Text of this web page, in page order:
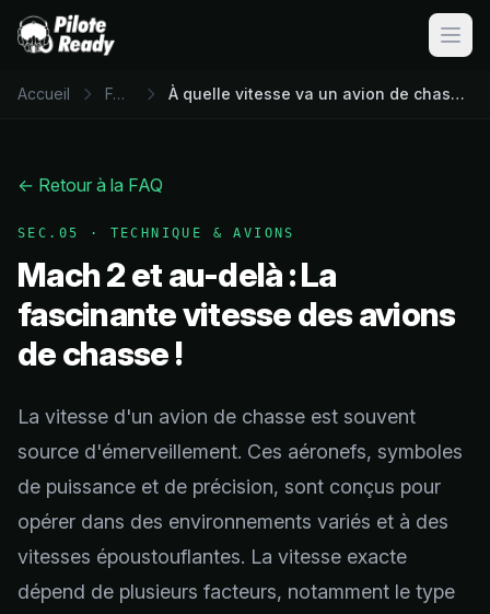
Accueil FAQ À quelle vitesse va un avion de chasse ?
← Retour à la FAQ
SEC.05 · TECHNIQUE & AVIONS
Mach 2 et au-delà : La
fascinante vitesse des avions
de chasse !
La vitesse d'un avion de chasse est souvent
source d'émerveillement. Ces aéronefs, symboles
de puissance et de précision, sont conçus pour
opérer dans des environnements variés et à des
vitesses époustouflantes. La vitesse exacte
dépend de plusieurs facteurs, notamment le type